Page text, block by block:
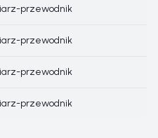
przewodnik
przewodnik
przewodnik
przewodnik